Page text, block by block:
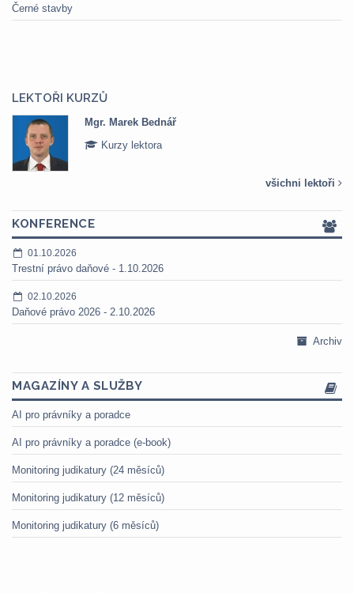
Černé stavby
LEKTOŘI KURZŮ
Mgr. Marek Bednář
Kurzy lektora
všichni lektoři
KONFERENCE
01.10.2026
Trestní právo daňové - 1.10.2026
02.10.2026
Daňové právo 2026 - 2.10.2026
Archiv
MAGAZÍNY A SLUŽBY
AI pro právníky a poradce
AI pro právníky a poradce (e-book)
Monitoring judikatury (24 měsíců)
Monitoring judikatury (12 měsíců)
Monitoring judikatury (6 měsíců)